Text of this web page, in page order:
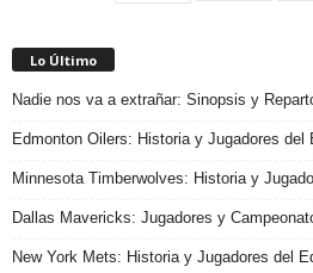
Lo Último
Nadie nos va a extrañar: Sinopsis y
Edmonton Oilers: Historia y Jugadores del
Minnesota Timberwolves: Historia y
Dallas Mavericks: Jugadores y
New York Mets: Historia y Jugadores del